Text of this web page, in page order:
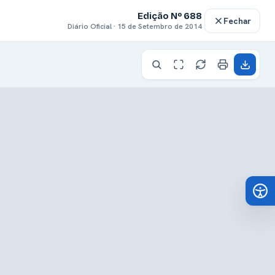
Edição Nº 688
Diário Oficial · 15 de Setembro de 2014 Fechar